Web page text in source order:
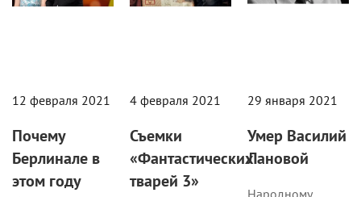
Почему
Берлинале в
этом году
будет
Съемки
«Фантастических
тварей 3»
снова
Умер Василий
Лановой
Народному